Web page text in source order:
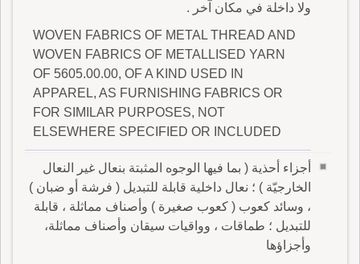
ولا داخلة في مكان آخر .
WOVEN FABRICS OF METAL THREAD AND
WOVEN FABRICS OF METALLISED YARN
OF 5605.00.00, OF A KIND USED IN
APPAREL, AS FURNISHING FABRICS OR
FOR SIMILAR PURPOSES, NOT
ELSEWHERE SPECIFIED OR INCLUDED
أجزاء أحذية ( بما فيها الوجوه المثبتة بنعال غير النعال
الخارجيّة ) ؛ نعال داخلية قابلة للتبديل ( فرشة أو ضبان )
، وسائد كعوب ( كعوب صغيرة ) وأصناف مماثلة ، قابلة
للتبديل ؛ طماقات ، وواقيات سيقان وأصناف مماثلة،
وأجزاؤها